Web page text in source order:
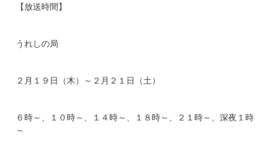
【放送時間】
うれしの局
２月１９日（木）～２月２１日（土）
６時～、１０時～、１４時～、１８時～、２１時～、深夜１時
～